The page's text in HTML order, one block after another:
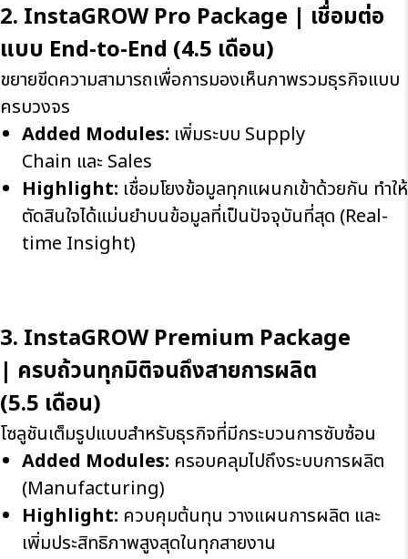
2. InstaGROW Pro Package | เชื่อมต่อ
แบบ End-to-End (4.5 เดือน)
ขยายขีดความสามารถเพื่อการมองเห็นภาพรวมธุรกิจแบบ
ครบวงจร
Added Modules: เพิ่มระบบ Supply
Chain และ Sales
Highlight: เชื่อมโยงข้อมูลทุกแผนกเข้าด้วยกัน ทำให้
ตัดสินใจได้แม่นยำบนข้อมูลที่เป็นปัจจุบันที่สุด (Real-
time Insight)
3. InstaGROW Premium Package
| ครบถ้วนทุกมิติจนถึงสายการผลิต
(5.5 เดือน)
โซลูชันเต็มรูปแบบสำหรับธุรกิจที่มีกระบวนการซับซ้อน
Added Modules: ครอบคลุมไปถึงระบบการผลิต
(Manufacturing)
Highlight: ควบคุมต้นทุน วางแผนการผลิต และ
เพิ่มประสิทธิภาพสูงสุดในทุกสายงาน